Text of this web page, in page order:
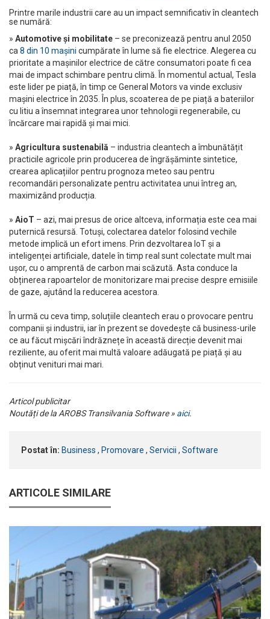
Printre marile industrii care au un impact semnificativ în cleantech
se numără:
» Automotive și mobilitate – se preconizează pentru anul 2050
ca 8 din 10 mașini cumpărate în lume să fie electrice. Alegerea cu
prioritate a mașinilor electrice de către consumatori poate fi cea
mai de impact schimbare pentru climă. În momentul actual, Tesla
este lider pe piață, în timp ce General Motors va vinde exclusiv
mașini electrice în 2035. În plus, scoaterea de pe piață a bateriilor
cu litiu a însemnat integrarea unor tehnologii regenerabile, cu
încărcare mai rapidă și mai mici.
» Agricultura sustenabilă – industria cleantech a îmbunătățit
practicile agricole prin producerea de îngrășăminte sintetice,
crearea aplicațiilor pentru prognoza meteo sau pentru
recomandări personalizate pentru activitatea unui întreg an,
maximizând producția.
» AioT – azi, mai presus de orice altceva, informația este cea mai
puternică resursă. Totuși, colectarea datelor folosind vechile
metode implică un efort imens. Prin dezvoltarea IoT și a
inteligenței artificiale, datele în timp real sunt colectate mult mai
ușor, cu o amprentă de carbon mai scăzută. Asta conduce la
obținerea rapoartelor de monitorizare mai precise despre emisiile
de gaze, ajutând la reducerea acestora.
În urmă cu ceva timp, soluțiile cleantech erau o provocare pentru
companii și industrii, iar în prezent se dovedește că business-urile
ce au făcut mișcări îndrăznețe în această direcție devenit mai
reziliente, au oferit mai multă valoare adăugată pe piață și au
obținut venituri mai mari.
Articol publicitar
Noutăți de la AROBS Transilvania Software » aici.
Postat în: Business , Promovare , Servicii , Software
ARTICOLE SIMILARE